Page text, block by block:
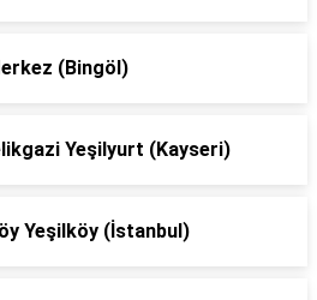
(Bingöl)
Yeşilyurt (Kayseri)
Yeşilköy (İstanbul)